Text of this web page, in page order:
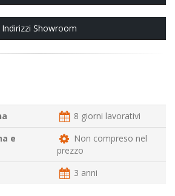
Indirizzi Showroom
8 giorni lavorativi
e
Non compreso nel
prezzo
3 anni